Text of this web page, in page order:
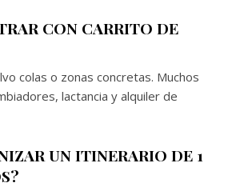
CON CARRITO DE
colas o zonas concretas. Muchos
lactancia y alquiler de
UN ITINERARIO DE 1